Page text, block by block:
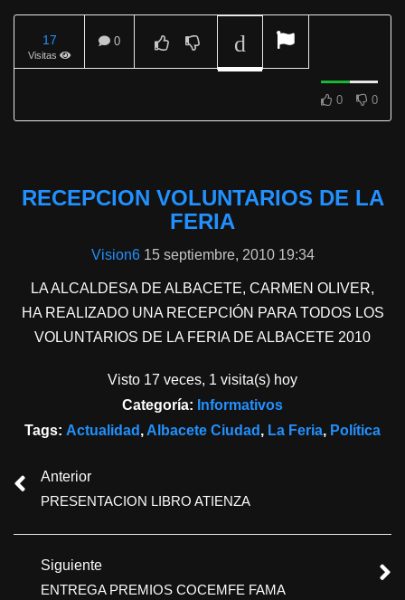
17
Visitas
0
0 0
RECEPCION VOLUNTARIOS DE LA
FERIA
Vision6 15 septiembre, 2010 19:34
LA ALCALDESA DE ALBACETE, CARMEN OLIVER,
HA REALIZADO UNA RECEPCIÓN PARA TODOS LOS
VOLUNTARIOS DE LA FERIA DE ALBACETE 2010
Visto 17 veces, 1 visita(s) hoy
Categoría: Informativos
Tags: Actualidad , Albacete Ciudad , La Feria, Política
Anterior
PRESENTACION LIBRO ATIENZA
Siguiente
ENTREGA PREMIOS COCEMFE FAMA